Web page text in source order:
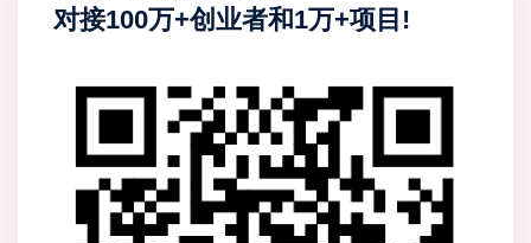
对接100万+创业者和1万+项目!